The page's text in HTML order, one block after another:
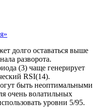
долго оставаться выше
разворота.
(3) чаще генерирует
RSI(14).
быть неоптимальными
очень волатильных
уровни 5/95.